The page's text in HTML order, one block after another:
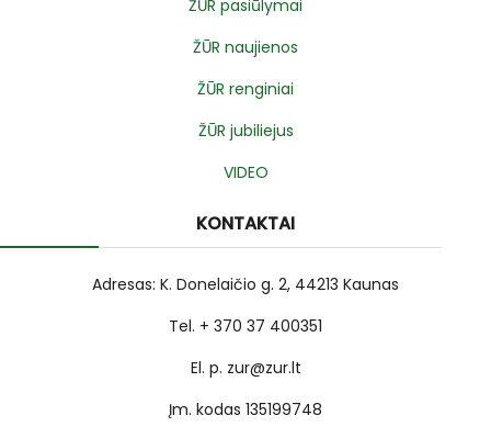
ŽŪR pasiūlymai
ŽŪR naujienos
ŽŪR renginiai
ŽŪR jubiliejus
VIDEO
KONTAKTAI
Adresas: K. Donelaičio g. 2, 44213 Kaunas
Tel. + 370 37 400351
El. p. zur@zur.lt
Įm. kodas 135199748